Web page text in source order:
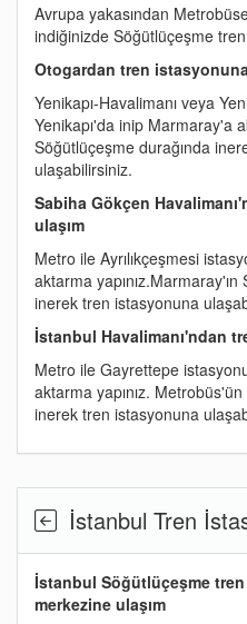
Avrupa yakasından
indiğinizde Söğütlüçeşme
Otogardan tren
Yenikapı-Havalimanı veya
Yenikapı'da inip Marmaray'a
Söğütlüçeşme durağında
ulaşabilirsiniz.
Sabiha Gökçen
ulaşım
Metro ile Ayrılıkçeşmesi
aktarma
inerek tren istasyonuna
İstanbul Havalimanı'ndan
Metro ile Gayrettepe
aktarma yapınız.
inerek tren istasyonuna
İstanbul Tren
İstanbul Söğütlüçeşme
merkezine ulaşım